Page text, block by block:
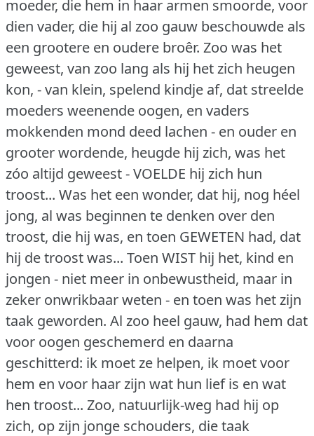
moeder, die hem in haar armen smoorde, voor
dien vader, die hij al zoo gauw beschouwde als
een grootere en oudere broêr. Zoo was het
geweest, van zoo lang als hij het zich heugen
kon, - van klein, spelend kindje af, dat streelde
moeders weenende oogen, en vaders
mokkenden mond deed lachen - en ouder en
grooter wordende, heugde hij zich, was het
zóo altijd geweest - VOELDE hij zich hun
troost... Was het een wonder, dat hij, nog héel
jong, al was beginnen te denken over den
troost, die hij was, en toen GEWETEN had, dat
hij de troost was... Toen WIST hij het, kind en
jongen - niet meer in onbewustheid, maar in
zeker onwrikbaar weten - en toen was het zijn
taak geworden. Al zoo heel gauw, had hem dat
voor oogen geschemerd en daarna
geschitterd: ik moet ze helpen, ik moet voor
hem en voor haar zijn wat hun lief is en wat
hen troost... Zoo, natuurlijk-weg had hij op
zich, op zijn jonge schouders, die taak